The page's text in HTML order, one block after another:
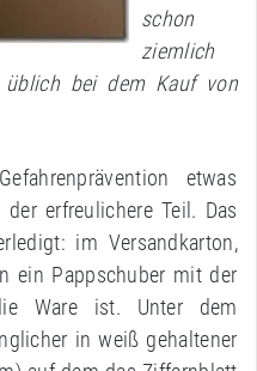
schon
ziemlich
bei dem Kauf von
etwas
erfreulichere Teil. Das
im Versandkarton,
ein Pappschuber mit der
Ware ist. Unter dem
in weiß gehaltener